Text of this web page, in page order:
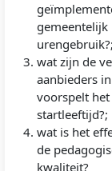
gemeentelijk
urengebruik?;
wat zijn de
aanbieders
voorspelt
startleeftijd?;
wat is het
de
kwaliteit?